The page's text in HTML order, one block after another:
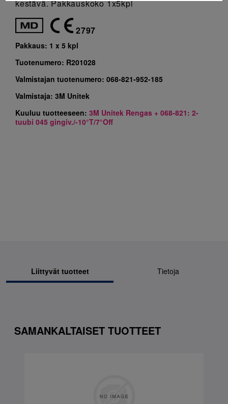
kestävä. Pakkauskoko 1x5kpl
2797
Pakkaus: 1 x 5 kpl
Tuotenumero: R201028
Valmistajan tuotenumero: 068-821-952-185
Valmistaja: 3M Unitek
Kuuluu tuotteeseen: 3M Unitek Rengas + 068-821: 2-
tuubi 045 gingiv./-10°T/7°Off
Liittyvät tuotteet Tietoja
SAMANKALTAISET TUOTTEET